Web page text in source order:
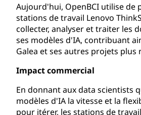
Aujourd'hui, OpenBCI utilise de
stations de travail Lenovo
collecter, analyser et traiter les
ses modèles d'IA, contribuant
Galea et ses autres projets plus
Impact commercial
En donnant aux data scientists
modèles d'IA la vitesse et la
pour itérer, les stations de